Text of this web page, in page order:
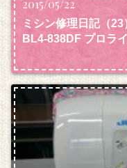
2015/05/22
ミシン修理日記（
BL4-838DF プロラ